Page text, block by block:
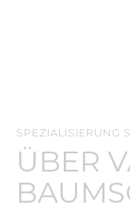
SPEZIALISIERUNG
ÜBER